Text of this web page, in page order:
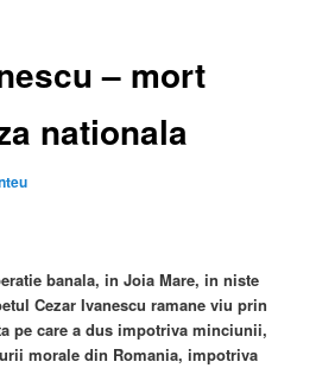
– mort
nationala
banala, in Joia Mare, in niste
Cezar Ivanescu ramane viu prin
pe care a dus impotriva minciunii,
morale din Romania, impotriva